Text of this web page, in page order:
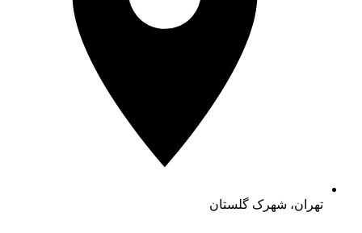
تهران، شهرک گلستان